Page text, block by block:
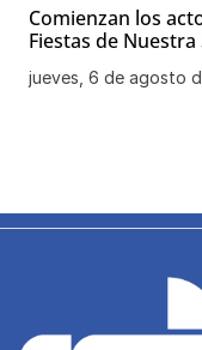
Comienzan los
Fiestas de Nuestra
jueves, 6 de agosto